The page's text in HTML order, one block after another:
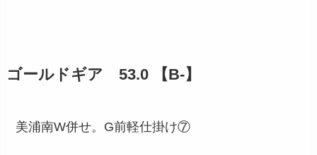
ゴールドギア 53.0 【B-】
美浦南W併せ。G前軽仕掛け⑦